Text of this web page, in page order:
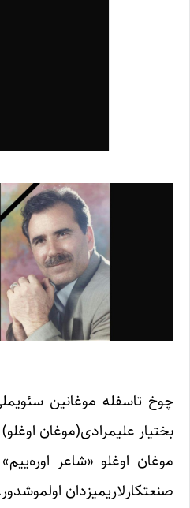
چوخ تاسفله موغانین
بختیار علیمرادی(موغان اوغلو) بوگون(۲۴ آذر) ۵۵ یاشیندا ابدی‌لیک
موغان اوغلو «شاعر
صنعتکارلاریمیزدان